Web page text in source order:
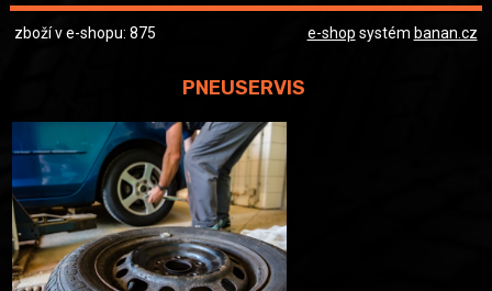
zboží v e-shopu: 875 e-shop systém banan.cz
PNEUSERVIS